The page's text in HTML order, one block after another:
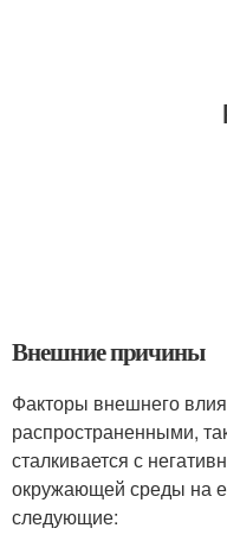
Внешние причины
Факторы внешнего
распространенными,
сталкивается с
окружающей среды на
следующие: